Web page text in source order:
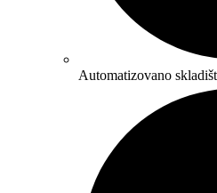
Automatizovano